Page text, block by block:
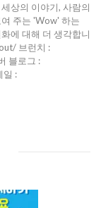
상의 이야기, 사람의
주는 'Wow' 하는
에 대해 더 생각합니
브런치 :
블로그 :
일 :